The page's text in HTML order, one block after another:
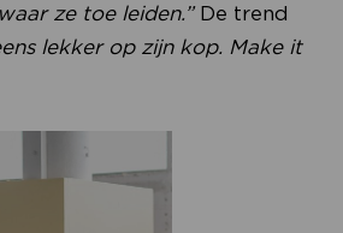
ze toe leiden.” De trend
lekker op zijn kop. Make it